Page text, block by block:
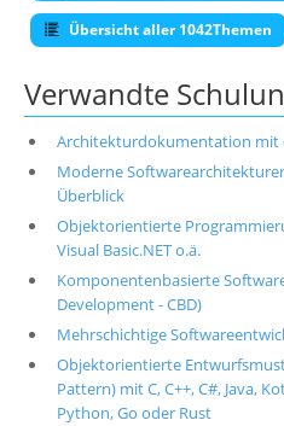
Übersicht aller 1042Themen
Verwandte
Architekturdokumentation mit
Moderne
Überblick
Objektorientierte
Visual Basic.NET o.ä.
Komponentenbasierte
Development - CBD)
Mehrschichtige
Objektorientierte
Pattern) mit C, C++, C#, Java,
Python, Go oder Rust